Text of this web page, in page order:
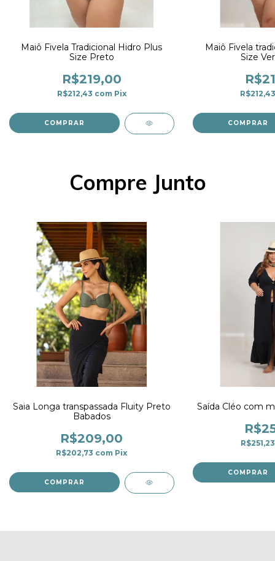
Maiô Fivela Tradicional Hidro Plus
Size Preto
R$219,00
R$212,43 com Pix
COMPRAR
Maiô Fivela
Size
COMPRAR
Compre Junto
Saia Longa transpassada Fluity Preto
Babados
R$209,00
R$202,73 com Pix
COMPRAR
Saída Cléo com
COMPRAR